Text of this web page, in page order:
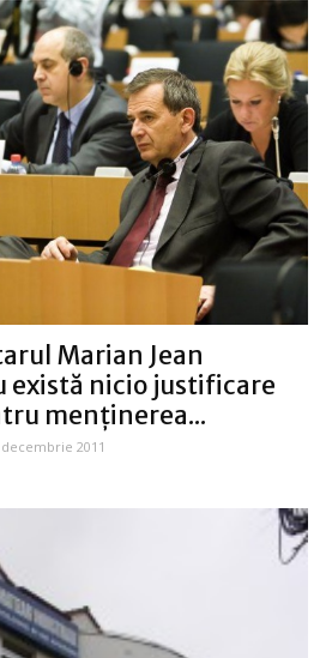
Marian Jean
există nicio justificare
menţinerea...
decembrie 2011